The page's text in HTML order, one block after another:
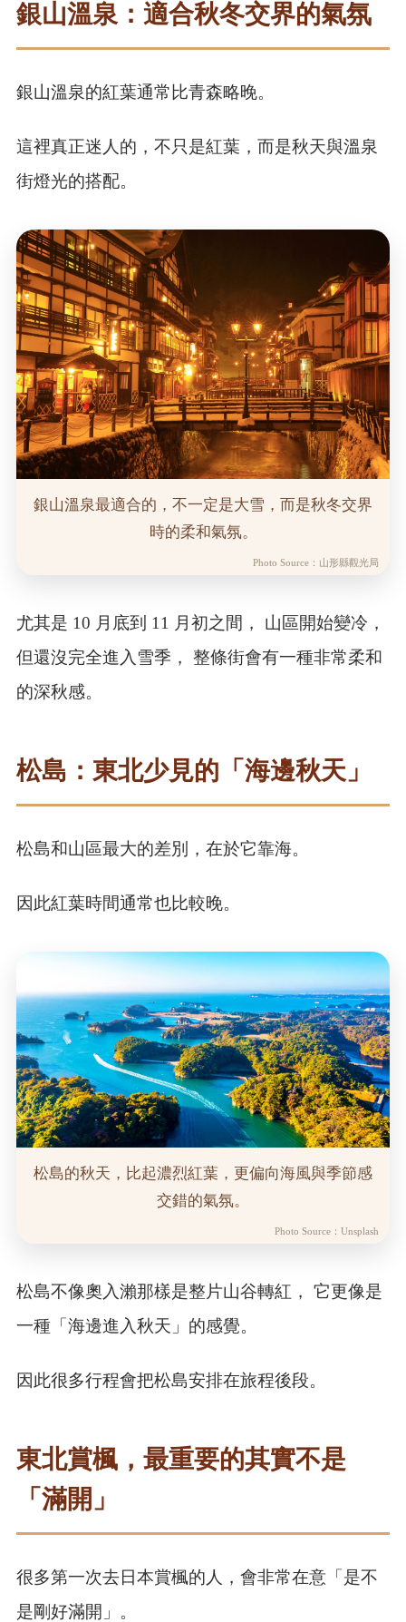
銀山溫泉：適合秋冬交界的氣氛
銀山溫泉的紅葉通常比青森略晚。
這裡真正迷人的，不只是紅葉，而是秋天與溫泉
街燈光的搭配。
銀山溫泉最適合的，不一定是大雪，而是秋冬交界
時的柔和氣氛。
Photo Source：山形縣觀光局
尤其是 10 月底到 11 月初之間， 山區開始變冷，
但還沒完全進入雪季， 整條街會有一種非常柔和
的深秋感。
松島：東北少見的「海邊秋天」
松島和山區最大的差別，在於它靠海。
因此紅葉時間通常也比較晚。
松島的秋天，比起濃烈紅葉，更偏向海風與季節感
交錯的氣氛。
Photo Source：Unsplash
松島不像奧入瀨那樣是整片山谷轉紅， 它更像是
一種「海邊進入秋天」的感覺。
因此很多行程會把松島安排在旅程後段。
東北賞楓，最重要的其實不是
「滿開」
很多第一次去日本賞楓的人，會非常在意「是不
是剛好滿開」。